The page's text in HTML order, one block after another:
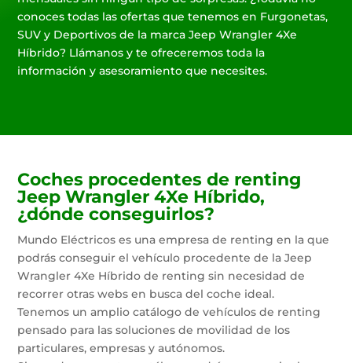
conoces todas las ofertas que tenemos en Furgonetas,
SUV y Deportivos de la marca Jeep Wrangler 4Xe
Híbrido? Llámanos y te ofreceremos toda la
información y asesoramiento que necesites.
Coches procedentes de renting
Jeep Wrangler 4Xe Híbrido,
¿dónde conseguirlos?
Mundo Eléctricos es una empresa de renting en la que
podrás conseguir el vehículo procedente de la Jeep
Wrangler 4Xe Híbrido de renting sin necesidad de
recorrer otras webs en busca del coche ideal.
Tenemos un amplio catálogo de vehículos de renting
pensado para las soluciones de movilidad de los
particulares, empresas y autónomos.